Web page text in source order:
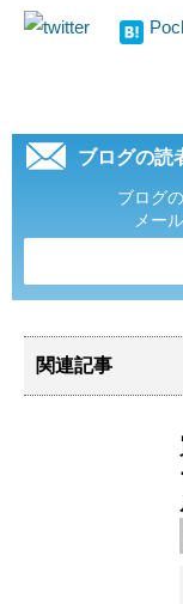
ブログの読
ブログ
メー
関連記事